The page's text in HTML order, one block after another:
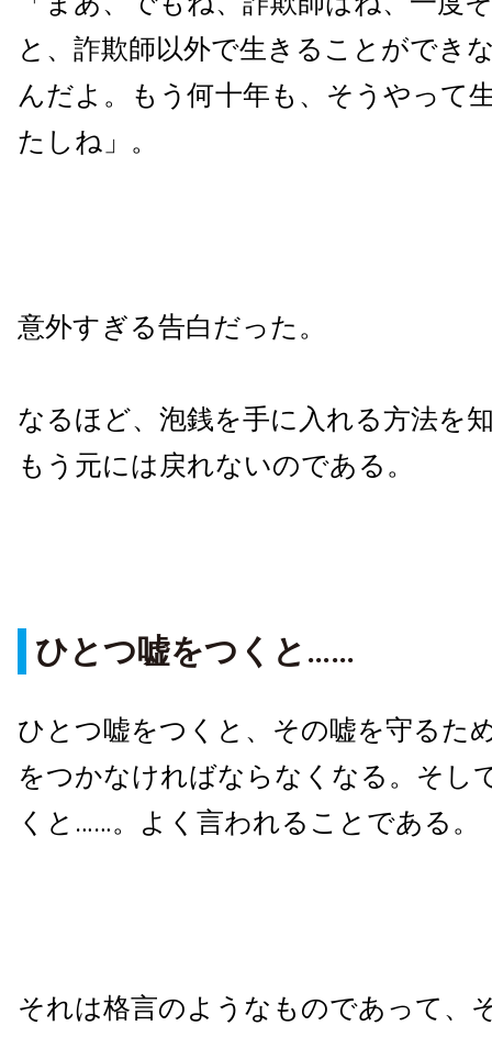
と、詐欺師以外で生きることができ
んだよ。もう何十年も、そうやって
たしね」。
意外すぎる告白だった。
なるほど、泡銭を手に入れる方法を
もう元には戻れないのである。
ひとつ嘘をつくと……
ひとつ嘘をつくと、その嘘を守るた
をつかなければならなくなる。そし
くと……。よく言われることである。
それは格言のようなものであって、